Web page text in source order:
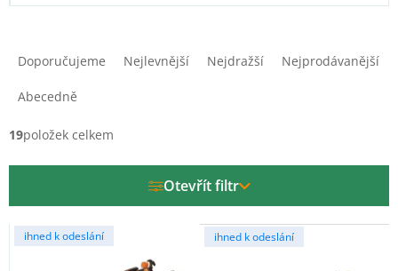
í
k
Doporučujeme Nejlevnější Nejdražší Nejprodávanější
Abecedně
19položek celkem
Otevřít filtr
V
ý
ihned k odeslání ihned k odeslání